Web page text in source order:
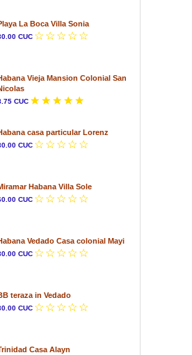
La Boca Villa Sonia
CUC
Vieja Mansion Colonial San
CUC
casa particular Lorenz
CUC
Habana Villa Sole
CUC
Vedado Casa colonial Mayi
CUC
teraza in Vedado
CUC
Casa Alayn